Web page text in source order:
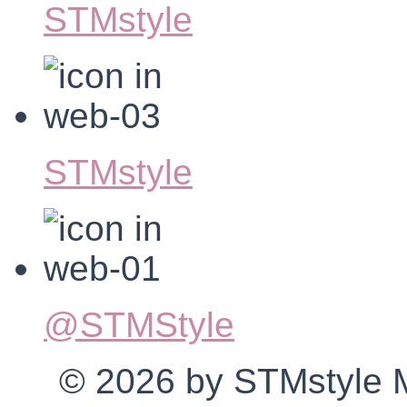
STMstyle
STMstyle
@STMStyle
© 2026 by STMstyle